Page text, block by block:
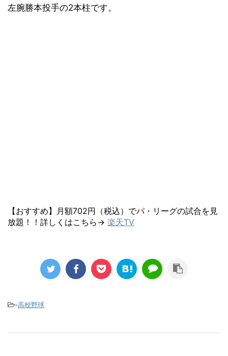
左腕勝本投手の2本柱です。
【おすすめ】月額702円（税込）でパ・リーグの試合を見
放題！！詳しくはこちら→ 楽天TV
-高校野球